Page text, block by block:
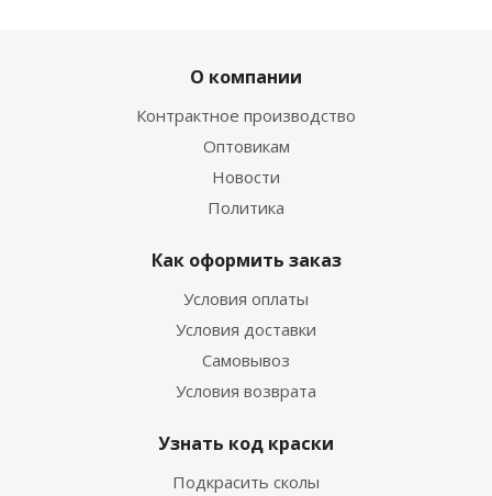
О компании
Контрактное производство
Оптовикам
Новости
Политика
Как оформить заказ
Условия оплаты
Условия доставки
Самовывоз
Условия возврата
Узнать код краски
Подкрасить сколы